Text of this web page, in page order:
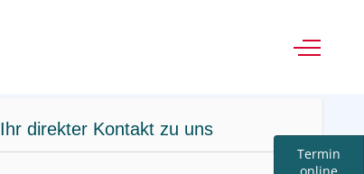
Termin
Off-
Ihr direkter Kontakt zu uns